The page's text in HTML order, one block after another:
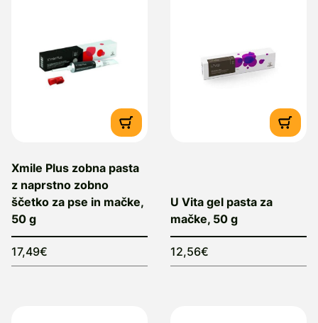
Xmile Plus zobna pasta
z naprstno zobno
ščetko za pse in mačke,
50 g
17,49€
U Vita gel pasta za
mačke, 50 g
12,56€